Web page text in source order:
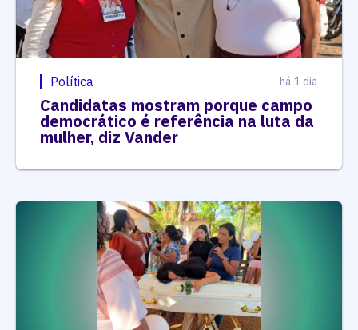
Política há 1 dia
Candidatas mostram porque campo
democrático é referência na luta da
mulher, diz Vander